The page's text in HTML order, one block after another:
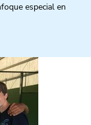
especial en